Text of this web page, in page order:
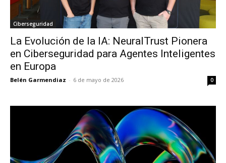
Ciberseguridad
La Evolución de la IA: NeuralTrust Pionera
en Ciberseguridad para Agentes Inteligentes
en Europa
Belén Garmendiaz - 6 de mayo de 2026 0